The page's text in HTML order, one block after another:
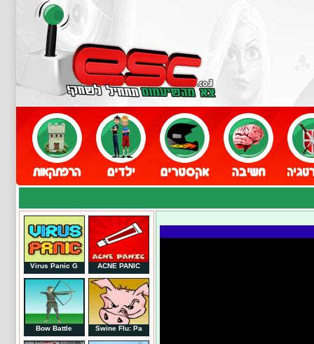
ACNE PANIC
Virus Panic G
Swine Flu: Pa
Bow Battle